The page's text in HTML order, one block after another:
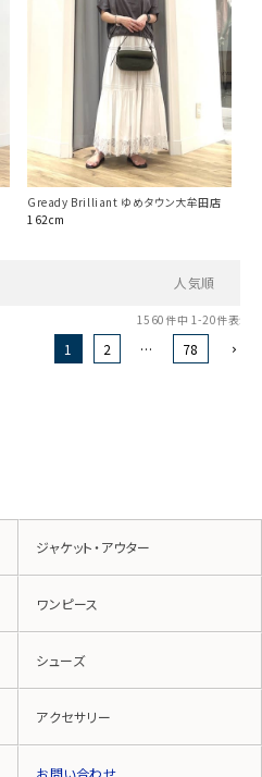
Gready Brilliant ゆめタウン大牟田店
162cm
人気順
1560 件中 1-20件表示
1 2 … 78
ジャケット・アウター
ワンピース
シューズ
アクセサリー
お問い合わせ